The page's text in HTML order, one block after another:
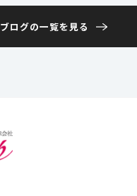
ブログの一覧を見る